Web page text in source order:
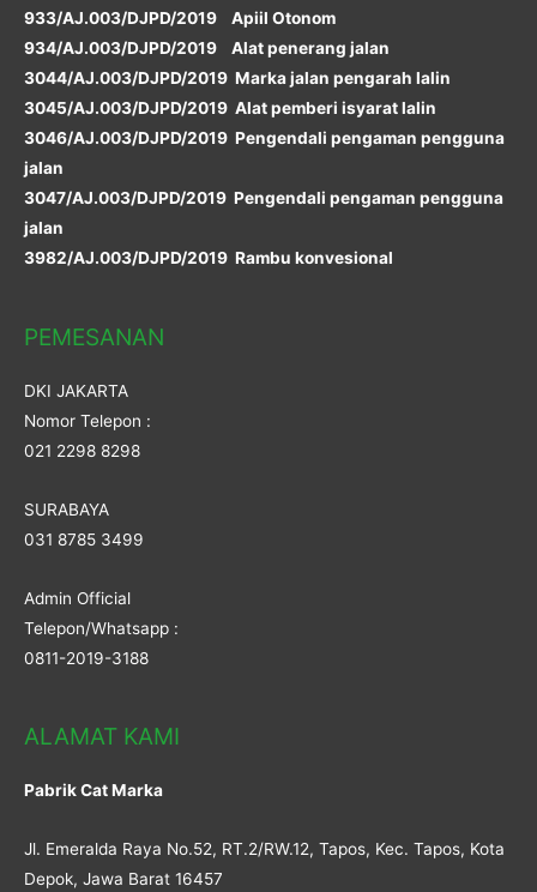
933/AJ.003/DJPD/2019 Apiil Otonom
934/AJ.003/DJPD/2019 Alat penerang jalan
3044/AJ.003/DJPD/2019 Marka jalan pengarah lalin
3045/AJ.003/DJPD/2019 Alat pemberi isyarat lalin
3046/AJ.003/DJPD/2019 Pengendali pengaman pengguna
jalan
3047/AJ.003/DJPD/2019 Pengendali pengaman pengguna
jalan
3982/AJ.003/DJPD/2019 Rambu konvesional
PEMESANAN
DKI JAKARTA
Nomor Telepon :
021 2298 8298
SURABAYA
031 8785 3499
Admin Official
Telepon/Whatsapp :
0811-2019-3188
ALAMAT KAMI
Pabrik Cat Marka
Jl. Emeralda Raya No.52, RT.2/RW.12, Tapos, Kec. Tapos, Kota
Depok, Jawa Barat 16457